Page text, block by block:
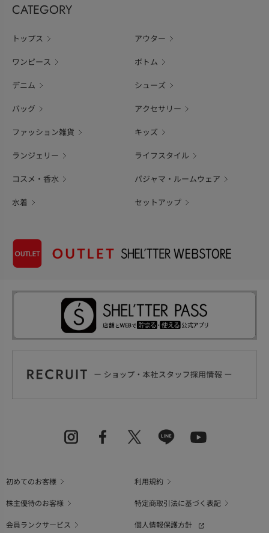
CATEGORY
トップス アウター
ワンピース ボトム
デニム シューズ
バッグ アクセサリー
ファッション雑貨 キッズ
ランジェリー ライフスタイル
コスメ・香水 パジャマ・ルームウェア
水着 セットアップ
初めてのお客様
利用規約
株主優待のお客様
特定商取引法に基づく表記
会員ランクサービス
個人情報保護方針